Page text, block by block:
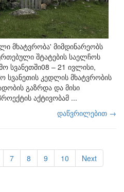
მხატვრობა' მიმდინარეობს
შტატების საელჩოს
სვანეთში08 – 21 ივლისი,
სვანეთის კედლის მხატვრობის
გაზრდა და მისი
აქტივობამ ...
დაწვრილებით →
7 8 9 10 Next